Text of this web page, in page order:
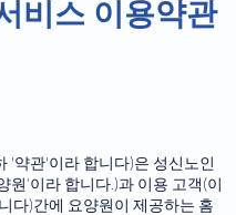
비스 이용약관
'약관'이라 합니다)은 성신노인
원’이라 합니다.)과 이용 고객(이
다)간에 요양원이 제공하는 홈